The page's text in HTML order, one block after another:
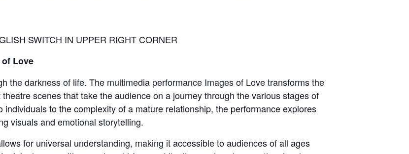
SWITCH IN UPPER RIGHT CORNER
Love
the darkness of life. The multimedia performance Images of Love transforms the
scenes that take the audience on a journey through the various stages of
to the complexity of a mature relationship, the performance explores
visuals and emotional storytelling.
for universal understanding, making it accessible to audiences of all ages